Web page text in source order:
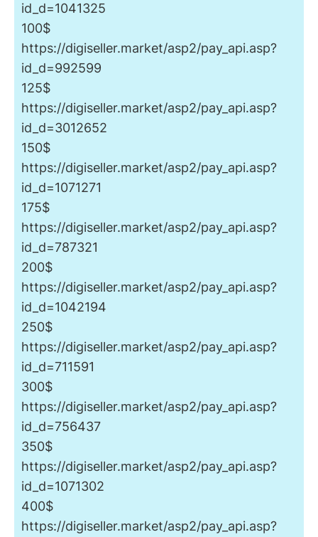
id_d=1041325
100$
https://digiseller.market/asp2/pay_api.asp?
id_d=992599
125$
https://digiseller.market/asp2/pay_api.asp?
id_d=3012652
150$
https://digiseller.market/asp2/pay_api.asp?
id_d=1071271
175$
https://digiseller.market/asp2/pay_api.asp?
id_d=787321
200$
https://digiseller.market/asp2/pay_api.asp?
id_d=1042194
250$
https://digiseller.market/asp2/pay_api.asp?
id_d=711591
300$
https://digiseller.market/asp2/pay_api.asp?
id_d=756437
350$
https://digiseller.market/asp2/pay_api.asp?
id_d=1071302
400$
https://digiseller.market/asp2/pay_api.asp?